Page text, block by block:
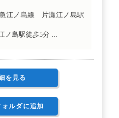
江ノ島線 片瀬江ノ島駅
島駅徒歩5分 ...
を見る
ルダに追加